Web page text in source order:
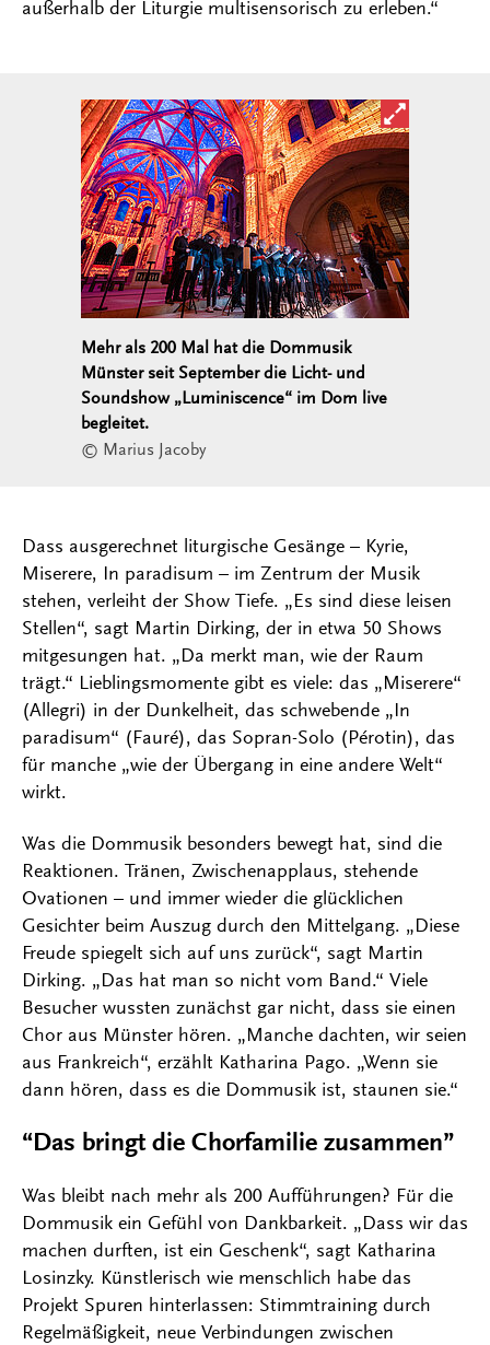
außerhalb der Liturgie multisensorisch zu erleben.“
Bild in
Mehr als 200 Mal hat die Dommusik
Münster seit September die Licht- und
Soundshow „Luminiscence“ im Dom live
begleitet.
© Marius Jacoby
Dass ausgerechnet liturgische Gesänge – Kyrie,
Miserere, In paradisum – im Zentrum der Musik
stehen, verleiht der Show Tiefe. „Es sind diese leisen
Stellen“, sagt Martin Dirking, der in etwa 50 Shows
mitgesungen hat. „Da merkt man, wie der Raum
trägt.“ Lieblingsmomente gibt es viele: das „Miserere“
(Allegri) in der Dunkelheit, das schwebende „In
paradisum“ (Fauré), das Sopran-Solo (Pérotin), das
für manche „wie der Übergang in eine andere Welt“
wirkt.
Was die Dommusik besonders bewegt hat, sind die
Reaktionen. Tränen, Zwischenapplaus, stehende
Ovationen – und immer wieder die glücklichen
Gesichter beim Auszug durch den Mittelgang. „Diese
Freude spiegelt sich auf uns zurück“, sagt Martin
Dirking. „Das hat man so nicht vom Band.“ Viele
Besucher wussten zunächst gar nicht, dass sie einen
Chor aus Münster hören. „Manche dachten, wir seien
aus Frankreich“, erzählt Katharina Pago. „Wenn sie
dann hören, dass es die Dommusik ist, staunen sie.“
“Das bringt die Chorfamilie zusammen”
Was bleibt nach mehr als 200 Aufführungen? Für die
Dommusik ein Gefühl von Dankbarkeit. „Dass wir das
machen durften, ist ein Geschenk“, sagt Katharina
Losinzky. Künstlerisch wie menschlich habe das
Projekt Spuren hinterlassen: Stimmtraining durch
Regelmäßigkeit, neue Verbindungen zwischen